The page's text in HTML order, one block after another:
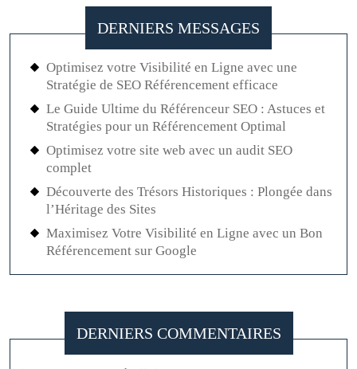
DERNIERS MESSAGES
Optimisez votre Visibilité en Ligne avec une
Stratégie de SEO Référencement efficace
Le Guide Ultime du Référenceur SEO : Astuces et
Stratégies pour un Référencement Optimal
Optimisez votre site web avec un audit SEO
complet
Découverte des Trésors Historiques : Plongée dans
l’Héritage des Sites
Maximisez Votre Visibilité en Ligne avec un Bon
Référencement sur Google
DERNIERS COMMENTAIRES